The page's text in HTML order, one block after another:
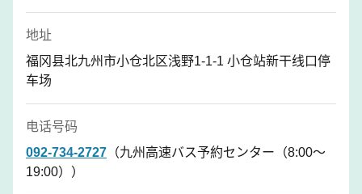
地址
福冈县北九州市小仓北区浅野1-1-1 小仓站新干线口停
车场
电话号码
092-734-2727 （九州高速バス予約センター（8:00～
19:00））